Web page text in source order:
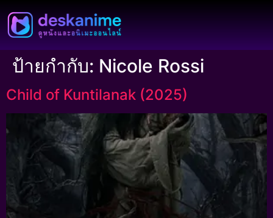
ป้ายกำกับ: Nicole Rossi
Child of Kuntilanak (2025)